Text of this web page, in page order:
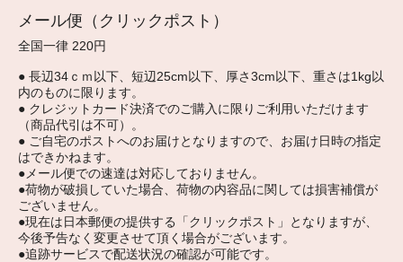
メール便（クリックポスト）
全国一律 220円
● 長辺34ｃｍ以下、短辺25cm以下、厚さ3cm以下、重さは1kg以
内のものに限ります。
● クレジットカード決済でのご購入に限りご利用いただけます
（商品代引は不可）。
● ご自宅のポストへのお届けとなりますので、お届け日時の指定
はできかねます。
●メール便での速達は対応しておりません。
●荷物が破損していた場合、荷物の内容品に関しては損害補償が
ございません。
●現在は日本郵便の提供する「クリックポスト」となりますが、
今後予告なく変更させて頂く場合がございます。
●追跡サービスで配送状況の確認が可能です。